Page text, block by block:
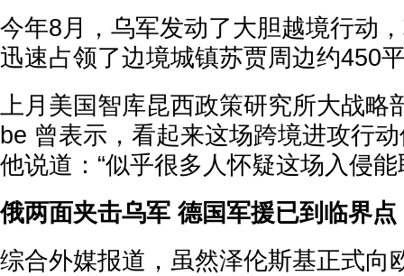
今年8月，乌军发动了大胆越境行动
迅速占领了边境城镇苏贾周边约450
上月美国智库昆西政策研究所大战略
be 曾表示，看起来这场跨境进攻行动
他说道：“似乎很多人怀疑这场入侵
俄两面夹击乌军 德国军援已到临界点
综合外媒报道，虽然泽伦斯基正式向